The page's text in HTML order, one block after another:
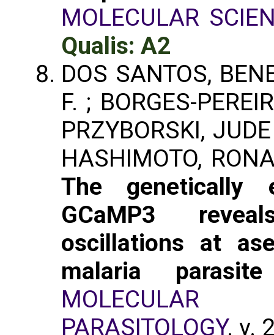
MOLECULAR
Qualis: A2
DOS SANTOS,
F. ; BORGES-
PRZYBORSKI,
HASHIMOTO,
The genetically
GCaMP3
oscillations at
malaria
PARASITOLOGY. v.